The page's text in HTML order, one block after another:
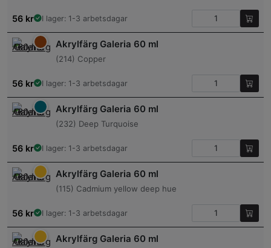
56 kr I lager: 1-3 arbetsdagar
Akrylfärg Galeria 60 ml
(214) Copper
56 kr I lager: 1-3 arbetsdagar
Akrylfärg Galeria 60 ml
(232) Deep Turquoise
56 kr I lager: 1-3 arbetsdagar
Akrylfärg Galeria 60 ml
(115) Cadmium yellow deep hue
56 kr I lager: 1-3 arbetsdagar
Akrylfärg Galeria 60 ml